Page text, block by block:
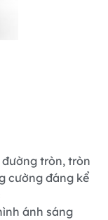
tròn, tròn
cường đáng kể
ánh sáng